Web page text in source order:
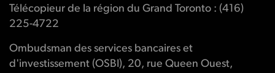
Télécopieur de la région du Grand Toronto : (416)
225-4722
Ombudsman des services bancaires et
d'investissement (OSBI), 20, rue Queen Ouest,